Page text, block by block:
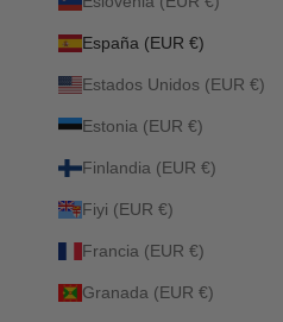
España (EUR €)
Estados Unidos (EUR €)
Estonia (EUR €)
Finlandia (EUR €)
Fiyi (EUR €)
Francia (EUR €)
Granada (EUR €)